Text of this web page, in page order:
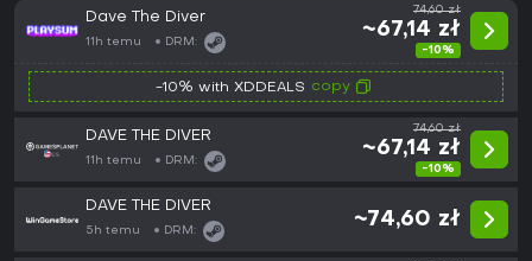
Dave The Diver
11h temu DRM:
74,60 zł
~67,14 zł
-10%
-10% with XDDEALS copy
DAVE THE DIVER
11h temu DRM:
74,60 zł
~67,14 zł
-10%
DAVE THE DIVER
5h temu DRM:
~74,60 zł